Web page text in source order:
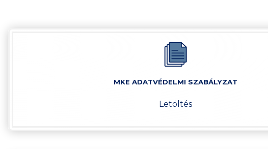
MKE ADATVÉDELMI SZABÁLYZAT
Letöltés